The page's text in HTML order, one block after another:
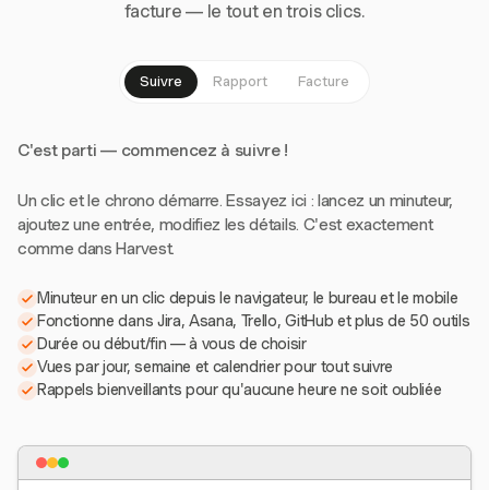
facture — le tout en trois clics.
Suivre Rapport Facture
C'est parti — commencez à suivre !
Un clic et le chrono démarre. Essayez ici : lancez un minuteur,
ajoutez une entrée, modifiez les détails. C'est exactement
comme dans Harvest.
Minuteur en un clic depuis le navigateur, le bureau et le mobile
Fonctionne dans Jira, Asana, Trello, GitHub et plus de 50 outils
Durée ou début/fin — à vous de choisir
Vues par jour, semaine et calendrier pour tout suivre
Rappels bienveillants pour qu'aucune heure ne soit oubliée